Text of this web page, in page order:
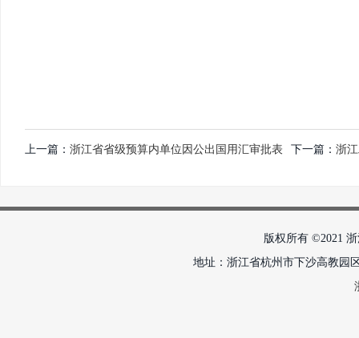
上一篇： 浙江省省级预算内单位因公出国用汇审批表 下一篇： 浙
版权所有 ©2021
地址：浙江省杭州市下沙高教园